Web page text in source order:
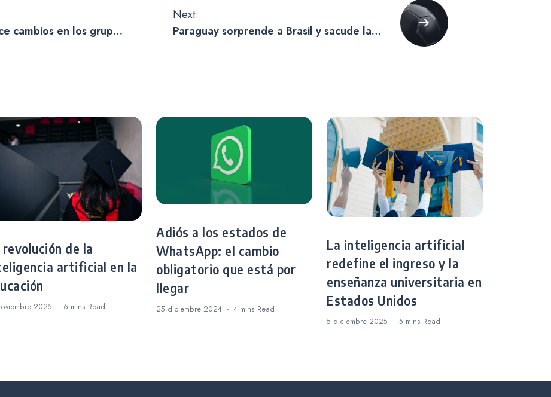
cambios en los grupos
Next:
Paraguay sorprende a Brasil y sacude la
rumbo al Mundial 2026
revolución de la
artificial en la
2025 6 mins Read
Adiós a los estados de
WhatsApp: el cambio
obligatorio que está por
llegar
25 diciembre 2024 4 mins Read
La inteligencia artificial
redefine el ingreso y la
enseñanza universitaria en
Estados Unidos
5 diciembre 2025 5 mins Read